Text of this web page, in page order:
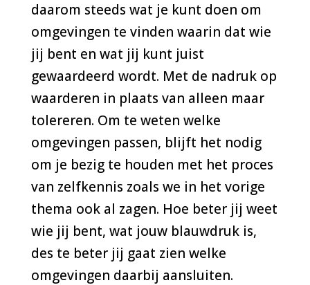
daarom steeds wat je kunt doen om
omgevingen te vinden waarin dat wie
jij bent en wat jij kunt juist
gewaardeerd wordt. Met de nadruk op
waarderen in plaats van alleen maar
tolereren. Om te weten welke
omgevingen passen, blijft het nodig
om je bezig te houden met het proces
van zelfkennis zoals we in het vorige
thema ook al zagen. Hoe beter jij weet
wie jij bent, wat jouw blauwdruk is,
des te beter jij gaat zien welke
omgevingen daarbij aansluiten.